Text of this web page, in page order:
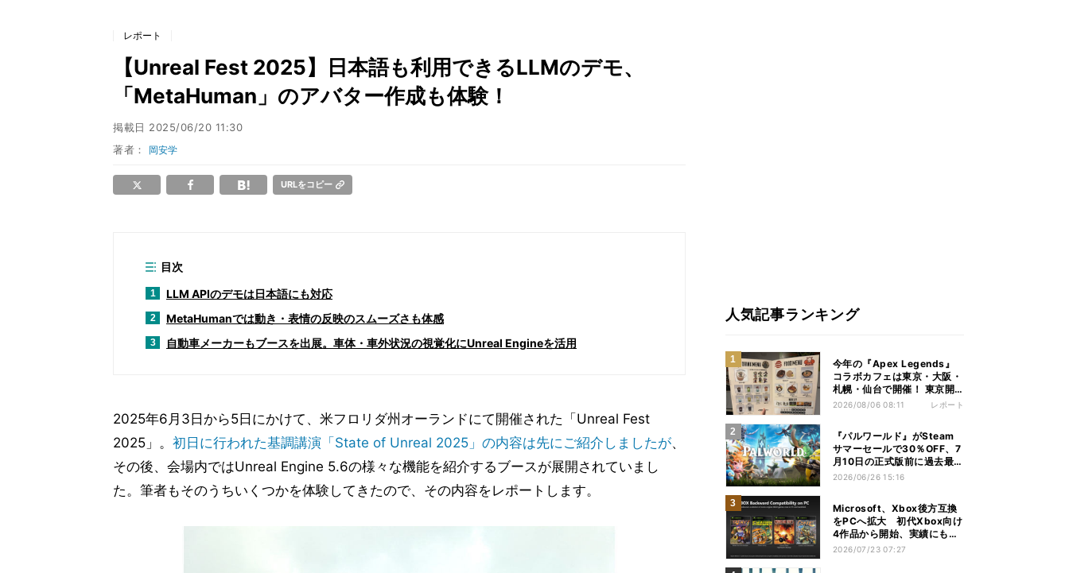
レポート
【Unreal Fest 2025】日本語も利用できるLLMのデモ、
「MetaHuman」のアバター作成も体験！
掲載日 2025/06/20 11:30
著者： 岡安学
URLをコピー
目次
1 LLM APIのデモは日本語にも対応
2 MetaHumanでは動き・表情の反映のスムーズさも体感
3 自動車メーカーもブースを出展。車体・車外状況の視覚化にUnreal Engineを活用
2025年6月3日から5日にかけて、米フロリダ州オーランドにて開催された「Unreal Fest
2025」。 初日に行われた基調講演「State of Unreal 2025」の内容は先にご紹介しましたが、
その後、会場内ではUnreal Engine 5.6の様々な機能を紹介するブースが展開されていまし
た。筆者もそのうちいくつかを体験してきたので、その内容をレポートします。
人気記事ランキング
今年の『Apex Legends』
コラボカフェは東京・大阪・
札幌・仙台で開催！ 東京開
催分を見てきた
2026/08/06 08:11 レポート
『パルワールド』がSteam
サマーセールで30％OFF、7
月10日の正式版前に過去最安
値
2026/06/26 15:16
Microsoft、Xbox後方互換
をPCへ拡大 初代Xbox向け
4作品から開始、実績にも対
応へ
2026/07/23 07:27